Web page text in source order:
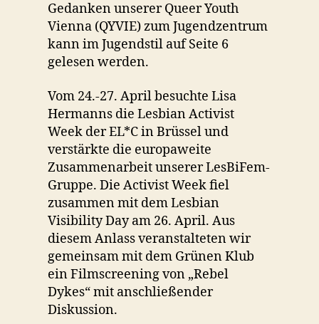
Gedanken unserer Queer Youth
Vienna (QYVIE) zum Jugendzentrum
kann im Jugendstil auf Seite 6
gelesen werden.
Vom 24.-27. April besuchte Lisa
Hermanns die Lesbian Activist
Week der EL*C in Brüssel und
verstärkte die europaweite
Zusammenarbeit unserer LesBiFem-
Gruppe. Die Activist Week fiel
zusammen mit dem Lesbian
Visibility Day am 26. April. Aus
diesem Anlass veranstalteten wir
gemeinsam mit dem Grünen Klub
ein Filmscreening von „Rebel
Dykes“ mit anschließender
Diskussion.